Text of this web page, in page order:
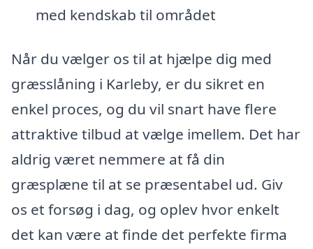
med kendskab til området
Når du vælger os til at hjælpe dig med
græsslåning i Karleby, er du sikret en
enkel proces, og du vil snart have flere
attraktive tilbud at vælge imellem. Det har
aldrig været nemmere at få din
græsplæne til at se præsentabel ud. Giv
os et forsøg i dag, og oplev hvor enkelt
det kan være at finde det perfekte firma